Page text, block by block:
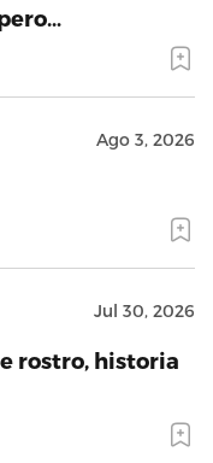
Ago 3, 2026
Jul 30, 2026
rostro, historia